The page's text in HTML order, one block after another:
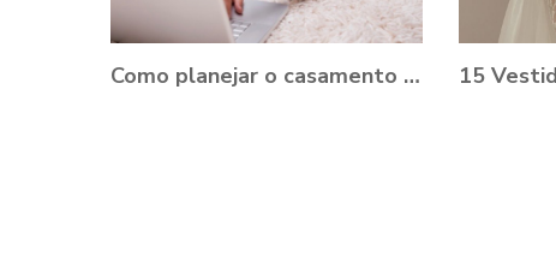
Como planejar o casamento durante a Pandemia?